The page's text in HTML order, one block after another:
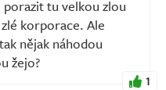
tu velkou zlou
korporace. Ale
nějak náhodou
žejo?
1